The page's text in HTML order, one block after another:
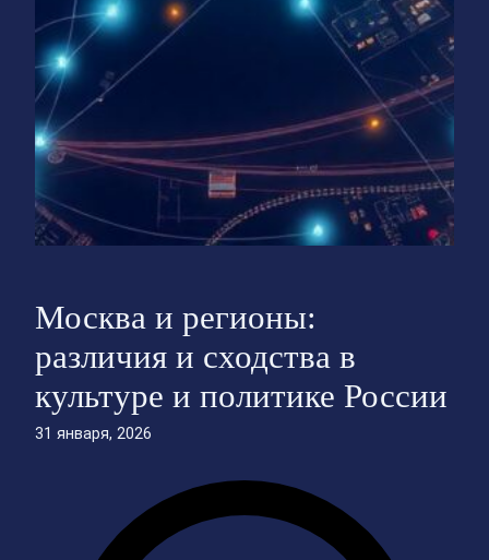
Москва и регионы:
различия и сходства в
культуре и политике России
31 января, 2026